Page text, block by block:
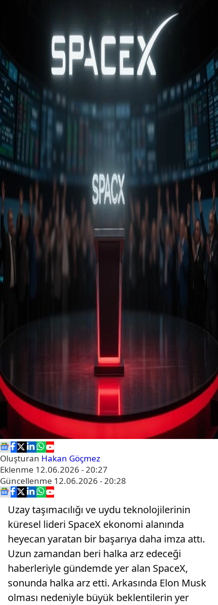
Oluşturan Hakan Göçmez
Eklenme 12.06.2026 - 20:27
Güncellenme 12.06.2026 - 20:28
Uzay taşımacılığı ve uydu teknolojilerinin
küresel lideri SpaceX ekonomi alanında
heyecan yaratan bir başarıya daha imza attı.
Uzun zamandan beri halka arz edeceği
haberleriyle gündemde yer alan SpaceX,
sonunda halka arz etti. Arkasında Elon Musk
olması nedeniyle büyük beklentilerin yer